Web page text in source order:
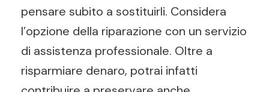
pensare subito a sostituirli. Considera
l’opzione della riparazione con un servizio
di assistenza professionale. Oltre a
risparmiare denaro, potrai infatti